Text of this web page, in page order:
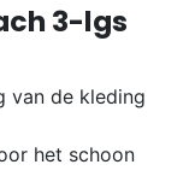
3-lgs
van de kleding
het schoon